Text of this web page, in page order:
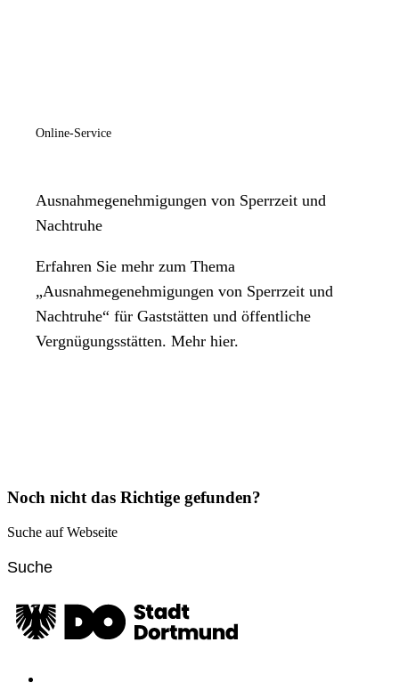
Online-Service
Ausnahmegenehmigungen von Sperrzeit und
Nachtruhe
Erfahren Sie mehr zum Thema
„Ausnahmegenehmigungen von Sperrzeit und
Nachtruhe“ für Gaststätten und öffentliche
Vergnügungsstätten. Mehr hier.
Noch nicht das Richtige gefunden?
Suche auf Webseite